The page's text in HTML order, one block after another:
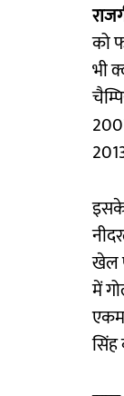
को
भी
खेल
में
सिंह